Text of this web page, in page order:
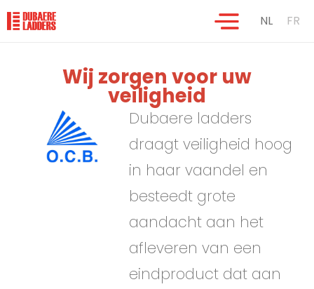
NL FR
Wij zorgen voor uw
veiligheid
Dubaere ladders
draagt veiligheid hoog
in haar vaandel en
besteedt grote
aandacht aan het
afleveren van een
eindproduct dat aan